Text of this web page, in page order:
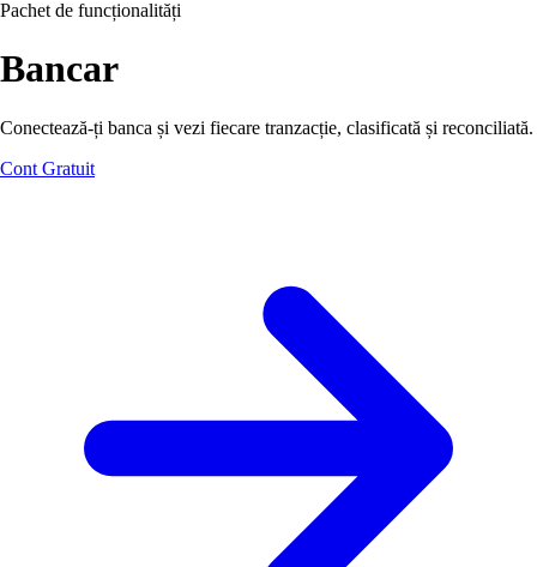
Pachet de funcționalități
Bancar
Conectează-ți banca și vezi fiecare tranzacție, clasificată și reconciliată.
Cont Gratuit